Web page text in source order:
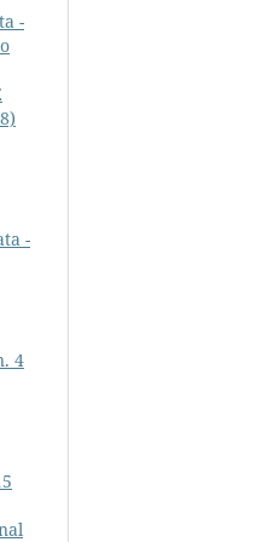
-
-
4